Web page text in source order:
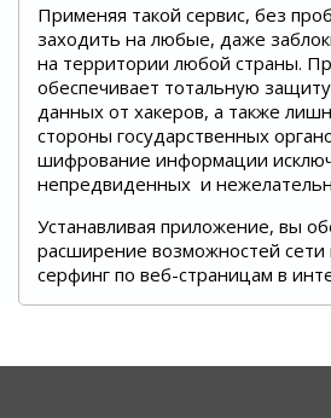
Применяя такой сервис, без
заходить на любые, даже
на территории любой страны.
обеспечивает тотальную
данных от хакеров, а также
стороны государственных
шифрование информации
непредвиденных и
Устанавливая приложение, вы
расширение возможностей
серфинг по веб-страницам в